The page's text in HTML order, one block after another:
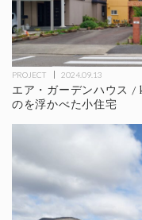
PROJECT 2024.09.13
エア・ガーデンハウス /
のを浮かべた小住宅